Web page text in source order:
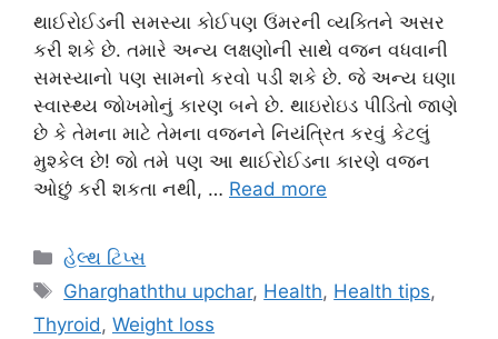
થાઈરોઈડની સમસ્યા કોઈપણ ઉંમરની વ્યક્તિને અસર
કરી શકે છે. તમારે અન્ય લક્ષણોની સાથે વજન વધવાની
સમસ્યાનો પણ સામનો કરવો પડી શકે છે. જે અન્ય ઘણા
સ્વાસ્થ્ય જોખમોનું કારણ બને છે. થાઇરોઇડ પીડિતો જાણે
છે કે તેમના માટે તેમના વજનને નિયંત્રિત કરવું કેટલું
મુશ્કેલ છે! જો તમે પણ આ થાઈરોઈડના કારણે વજન
ઓછું કરી શકતા નથી, … Read more
Categories
હેલ્થ ટિપ્સ
Tags
Gharghaththu upchar, Health, Health tips,
Thyroid, Weight loss